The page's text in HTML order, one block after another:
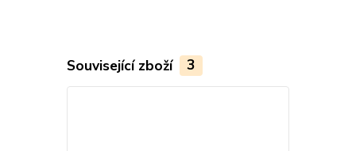
Související zboží 3